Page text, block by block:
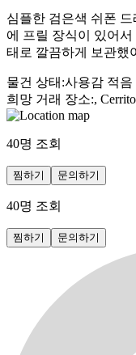
심플한 검은색 쉬폰
에 프릴 장식이 있어
태로 깔끔하게 보관했
물건 상태 :사용감 적음
희망 거래 장소:,
40명 조회
찜하기 문의하기
40명 조회
찜하기 문의하기